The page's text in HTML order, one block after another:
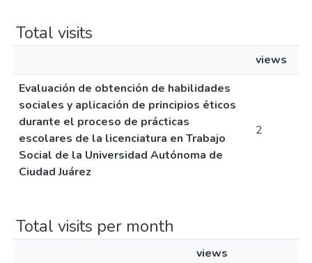
Total visits
views
Evaluación de obtención de habilidades
sociales y aplicación de principios éticos
durante el proceso de prácticas
escolares de la licenciatura en Trabajo
Social de la Universidad Autónoma de
Ciudad Juárez
2
Total visits per month
views